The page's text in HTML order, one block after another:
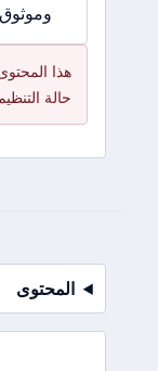
هذا
حالة
المحتوى